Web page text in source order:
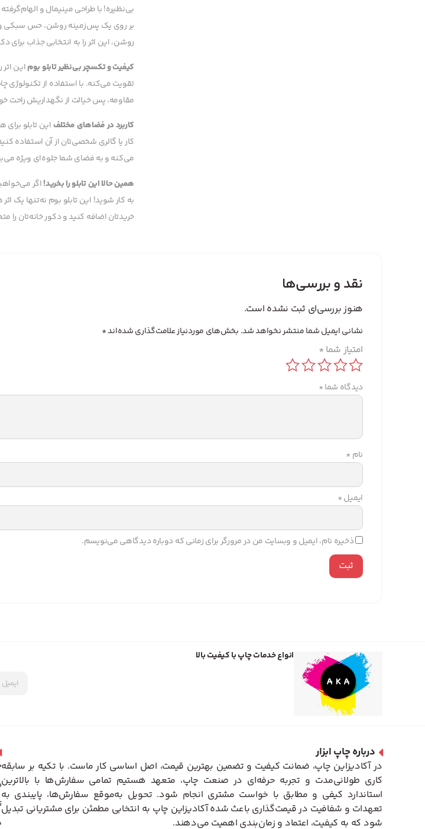
بی‌نظیره! با طراحی مینیمال و
بر روی یک پس‌زمینه روشن، حس سبکی و
روشن، این اثر را به انتخابی جذاب برای
کیفیت و تکسچر بی‌نظیر تابلو بوماین
تقویت می‌کنه. با استفاده از تکنولوژی
مقاومه، پس خیالت از نگهداریش راحت
کاربرد در فضاهای مختلف این تابلو
کار یا گالری شخصی‌تان از آن استفاده
می‌کنه و به فضای شما جلوه‌ای ویژه
همین حالا این تابلو را بخرید!اگر
به کار شوید! این تابلو بوم نه‌تنها یک
خریدتان اضافه کنید و دکور خانه‌تان را
نقد و بررسی‌ها
هنوز بررسی‌ای ثبت نشده است.
نشانی ایمیل شما منتشر نخواهد شد. بخش‌های موردنیاز علامت‌گذاری شده‌اند*
امتیاز شما *
دیدگاه شما*
نام *
ایمیل*
ذخیره نام، ایمیل و وبسایت من در مرورگر برای زمانی که دوباره دیدگاهی می‌نویسم.
انواع خدمات چاپ با کیفیت بالا
درباره چاپ ابزار
در آکادیزاین چاپ، ضمانت کیفیت و تضمین بهترین قیمت، اصل اساسی کار ماست. با تکیه بر سابقه
کاری طولانی‌مدت و تجربه حرفه‌ای در صنعت چاپ، متعهد هستیم تمامی سفارش‌ها با بالاترین
استاندارد کیفی و مطابق با خواست مشتری انجام شود. تحویل به‌موقع سفارش‌ها، پایبندی به
تعهدات و شفافیت در قیمت‌گذاری باعث شده آکادیزاین چاپ به انتخابی مطمئن برای مشتریانی تبدیل
شود که به کیفیت، اعتماد و زمان‌بندی اهمیت می‌دهند.